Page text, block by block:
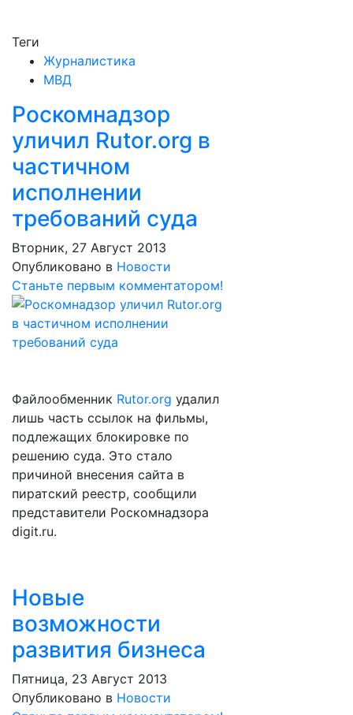
Теги
Журналистика
МВД
Роскомнадзор
уличил Rutor.org в
частичном
исполнении
требований суда
Вторник, 27 Август 2013
Опубликовано в Новости
Станьте первым комментатором!
Файлообменник Rutor.org удалил
лишь часть ссылок на фильмы,
подлежащих блокировке по
решению суда. Это стало
причиной внесения сайта в
пиратский реестр, сообщили
представители Роскомнадзора
digit.ru.
Новые
возможности
развития бизнеса
Пятница, 23 Август 2013
Опубликовано в Новости